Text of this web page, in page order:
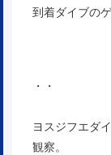
到着ダイブの
・・
ヨスジフエダ
観察。